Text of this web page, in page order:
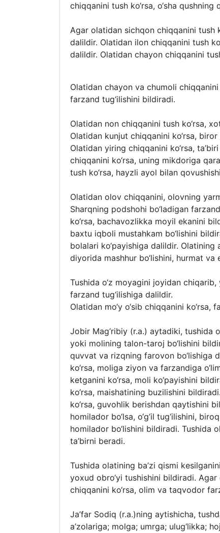
chiqqanini tush ko‘rsa, o‘sha
Agar olatidan sichqon chiqqanini tush
dalildir. Olatidan ilon chiqqanini tush
dalildir. Olatidan chayon chiqqanini
Olatidan chayon va chumoli
farzand tug‘ilishini bildiradi.
Olatidan non chiqqanini tush ko‘rsa,
Olatidan kunjut chiqqanini ko‘rsa,
Olatidan yiring chiqqanini ko‘rsa,
chiqqanini ko‘rsa, uning mikdoriga
tush ko‘rsa, hayzli ayol bilan
Olatidan olov chiqqanini, olovning
Sharqning podshohi bo‘ladigan
ko‘rsa, bachavozlikka moyil ekanini
baxtu iqboli mustahkam bo‘lishini
bolalari ko‘payishiga dalildir. Olatining
diyorida mashhur bo‘lishini, hurmat va
Tushida o‘z moyagini joyidan chiqarib,
farzand tug‘ilishiga dalildir.
Olatidan mo‘y o‘sib chiqqanini
Jobir Mag‘ribiy (r.a.) aytadiki, tushida
yoki molining talon-taroj bo‘lishini
quvvat va rizqning farovon bo‘lishiga
ko‘rsa, moliga ziyon va farzandiga
ketganini ko‘rsa, moli ko‘payishini
ko‘rsa, maishatining buzilishini
ko‘rsa, guvohlik berishdan qaytishini
homilador bo‘lsa, o‘g‘il tug‘ilishini,
homilador bo‘lishini bildiradi. Tushida
ta’birni beradi.
Tushida olatining ba’zi qismi
yoxud obro‘yi tushishini bildiradi.
chiqqanini ko‘rsa, olim va taqvodor
Ja’far Sodiq (r.a.)ning aytishicha,
a’zolariga; molga; umrga; ulug‘likka;